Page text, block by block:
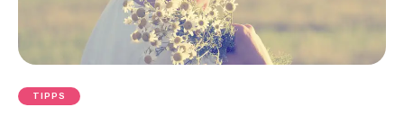
TIPPS